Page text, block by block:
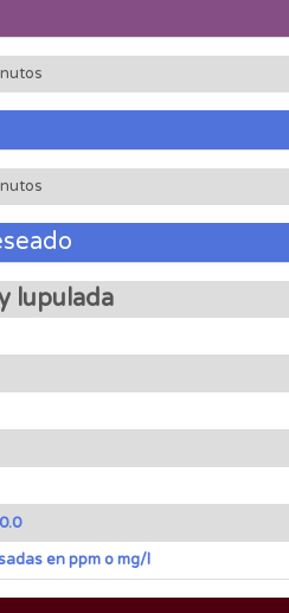
lupulada
0.0
en ppm o mg/l